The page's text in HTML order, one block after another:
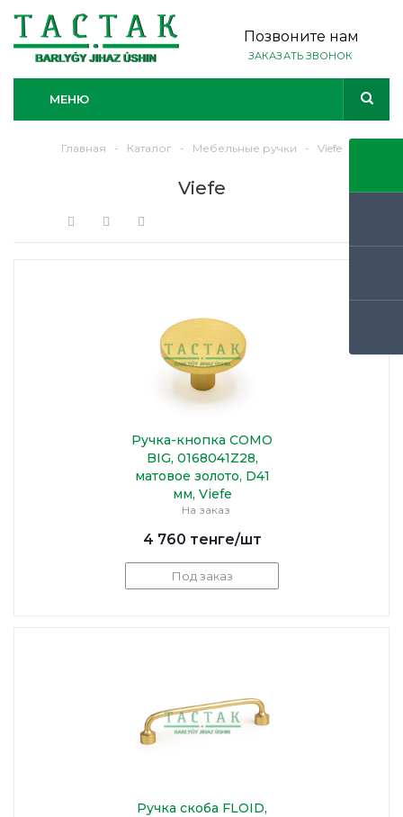
Позвоните нам
ЗАКАЗАТЬ ЗВОНОК
МЕНЮ
Главная - Каталог - Мебельные ручки - Viefe
Viefe
Ручка-кнопка COMO
BIG, 0168041Z28,
матовое золото, D41
мм, Viefe
На заказ
4 760 тенге/шт
Под заказ
Ручка скоба FLOID,